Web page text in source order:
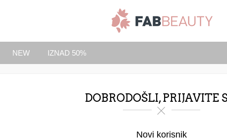
NEW IZNAD 50%
DOBRODOŠLI, PRIJAVITE
Novi korisnik